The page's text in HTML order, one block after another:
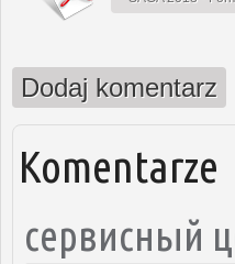
Dodaj komentarz
Komentarze
сервисный